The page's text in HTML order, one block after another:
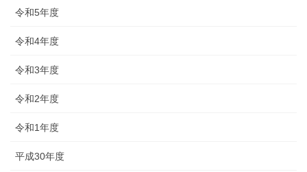
令和5年度
令和4年度
令和3年度
令和2年度
令和1年度
平成30年度